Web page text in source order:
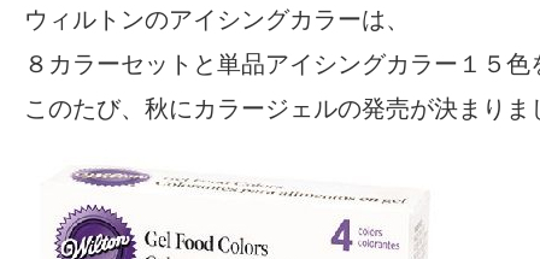
ウィルトンのアイシングカラーは、
８カラーセットと単品アイシングカラー１５
このたび、秋にカラージェルの発売が決まりま